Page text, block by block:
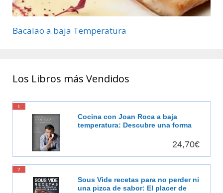
Bacalao a baja Temperatura
Los Libros más Vendidos
1
Cocina con Joan Roca a baja
temperatura: Descubre una forma
24,70€
2
Sous Vide recetas para no perder ni
una pizca de sabor: El placer de